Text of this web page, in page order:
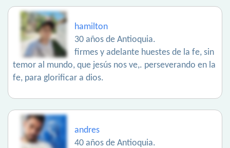
hamilton
30 años de Antioquia.
firmes y adelante huestes de la fe, sin
temor al mundo, que jesús nos ve,. perseverando en la
fe, para glorificar a dios.
andres
40 años de Antioquia.